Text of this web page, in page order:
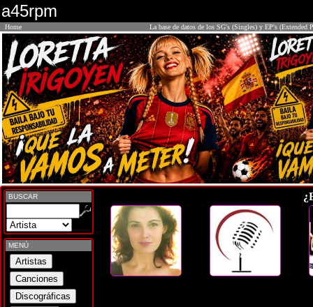
a45rpm
Home La base de datos de los SG's (Singles) y EP's (Extended
BUSCAR
MENÚ